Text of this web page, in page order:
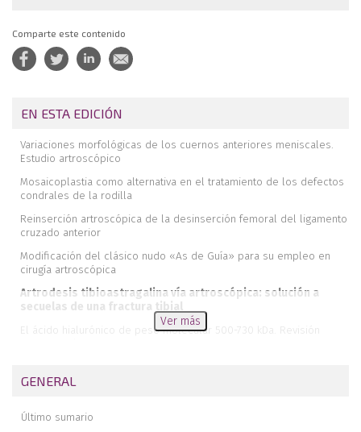
Comparte este contenido
EN ESTA EDICIÓN
Variaciones morfológicas de los cuernos anteriores meniscales.
Estudio artroscópico
Mosaicoplastia como alternativa en el tratamiento de los defectos
condrales de la rodilla
Reinserción artroscópica de la desinserción femoral del ligamento
cruzado anterior
Modificación del clásico nudo «As de Guía» para su empleo en
cirugía artroscópica
Artrodesis tibioastragalina vía artroscópica: solución a
secuelas de una fractura tibial
El ácido hialurónico de peso molecular 500-730 kDa. Revisión
Ver más
GENERAL
Último sumario